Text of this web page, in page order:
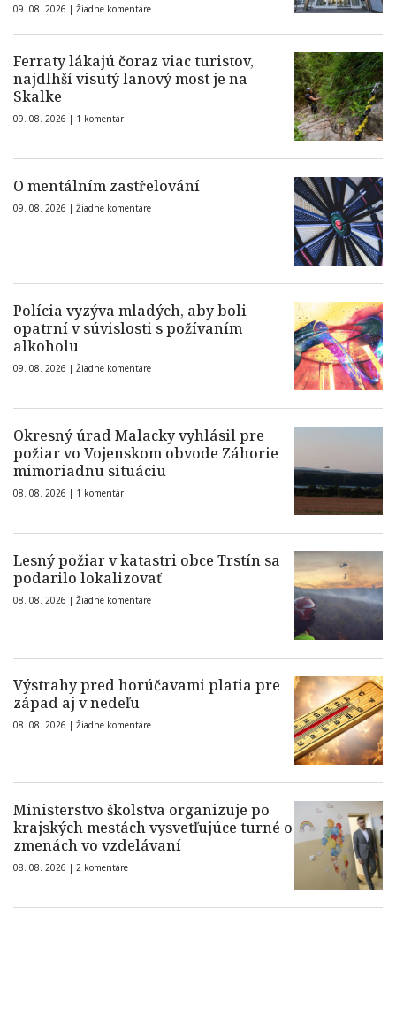
09. 08. 2026 | Žiadne komentáre
Ferraty lákajú čoraz viac turistov,
najdlhší visutý lanový most je na
Skalke
09. 08. 2026 | 1 komentár
O mentálním zastřelování
09. 08. 2026 | Žiadne komentáre
Polícia vyzýva mladých, aby boli
opatrní v súvislosti s požívaním
alkoholu
09. 08. 2026 | Žiadne komentáre
Okresný úrad Malacky vyhlásil pre
požiar vo Vojenskom obvode Záhorie
mimoriadnu situáciu
08. 08. 2026 | 1 komentár
Lesný požiar v katastri obce Trstín sa
podarilo lokalizovať
08. 08. 2026 | Žiadne komentáre
Výstrahy pred horúčavami platia pre
západ aj v nedeľu
08. 08. 2026 | Žiadne komentáre
Ministerstvo školstva organizuje po
krajských mestách vysvetľujúce turné o
zmenách vo vzdelávaní
08. 08. 2026 | 2 komentáre